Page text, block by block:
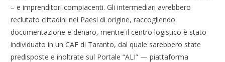
– e imprenditori compiacenti. Gli intermediari avrebbero
reclutato cittadini nei Paesi di origine, raccogliendo
documentazione e denaro, mentre il centro logistico è stato
individuato in un CAF di Taranto, dal quale sarebbero state
predisposte e inoltrate sul Portale “ALI” — piattaforma